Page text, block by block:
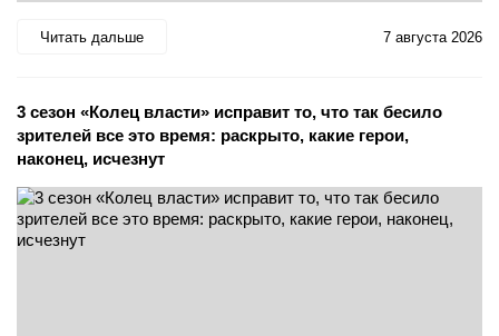
Читать дальше 7 августа 2026
3 сезон «Колец власти» исправит то, что так бесило
зрителей все это время: раскрыто, какие герои,
наконец, исчезнут